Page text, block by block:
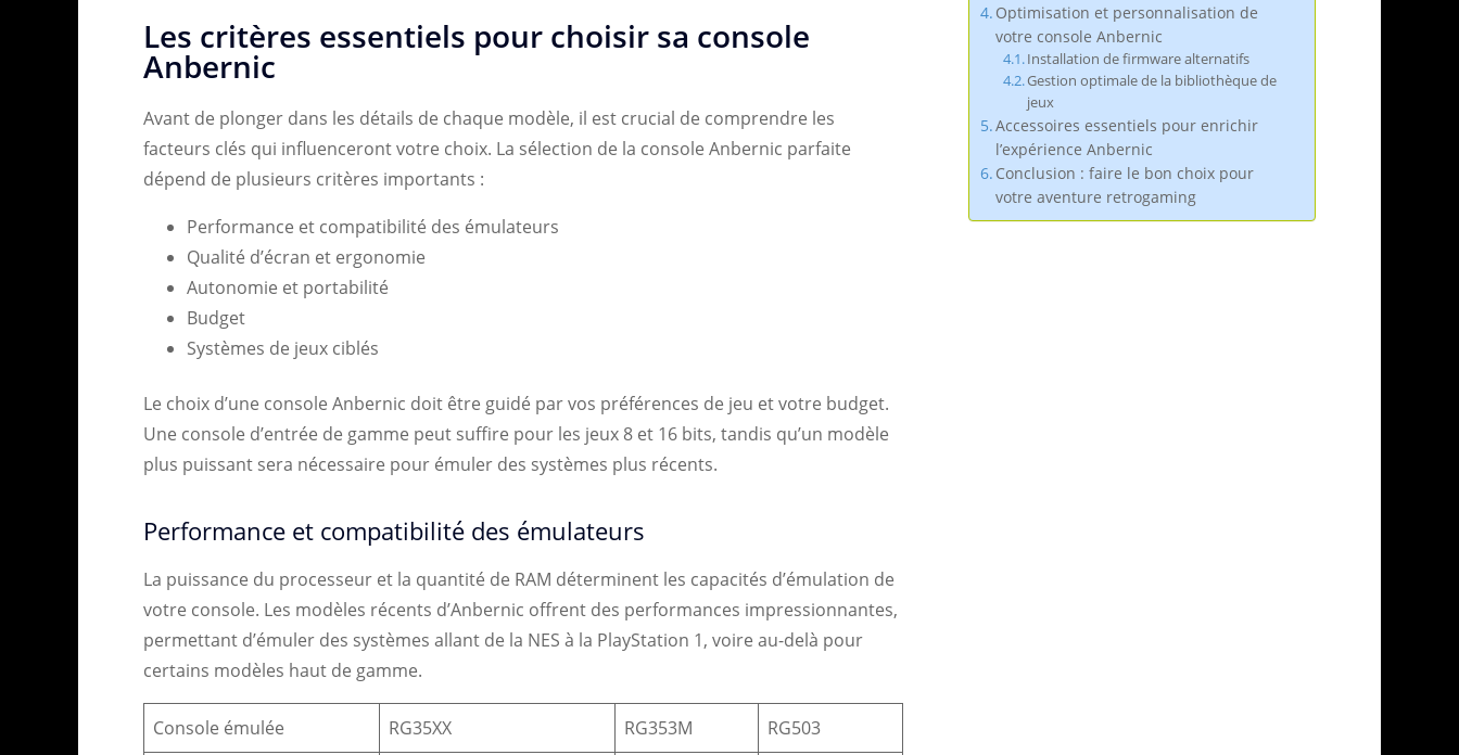
Les critères essentiels pour choisir sa console
Anbernic
Avant de plonger dans les détails de chaque modèle, il est crucial de comprendre les
facteurs clés qui influenceront votre choix. La sélection de la console Anbernic parfaite
dépend de plusieurs critères importants :
Performance et compatibilité des émulateurs
Qualité d’écran et ergonomie
Autonomie et portabilité
Budget
Systèmes de jeux ciblés
Le choix d’une console Anbernic doit être guidé par vos préférences de jeu et votre budget.
Une console d’entrée de gamme peut suffire pour les jeux 8 et 16 bits, tandis qu’un modèle
plus puissant sera nécessaire pour émuler des systèmes plus récents.
Performance et compatibilité des émulateurs
La puissance du processeur et la quantité de RAM déterminent les capacités d’émulation de
votre console. Les modèles récents d’Anbernic offrent des performances impressionnantes,
permettant d’émuler des systèmes allant de la NES à la PlayStation 1, voire au-delà pour
certains modèles haut de gamme.
Console émulée RG35XX RG353M RG503
Optimisation et personnalisation de
votre console Anbernic
Installation de firmware alternatifs
Gestion optimale de la bibliothèque de
jeux
Accessoires essentiels pour enrichir
l’expérience Anbernic
Conclusion : faire le bon choix pour
votre aventure retrogaming